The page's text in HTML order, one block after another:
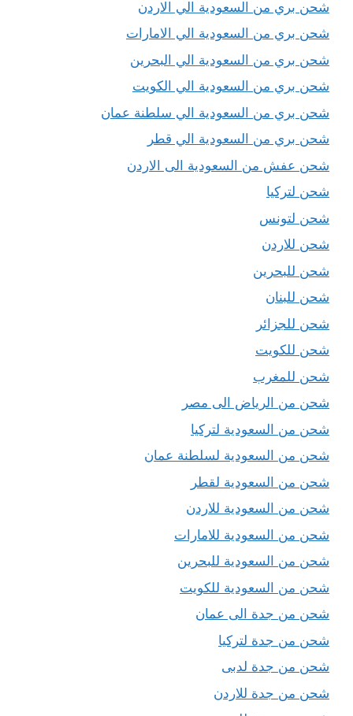
شحن بري من السعودية الي الاردن
شحن بري من السعودية الي الامارات
شحن بري من السعودية الي البحرين
شحن بري من السعودية الي الكويت
شحن بري من السعودية الي سلطنة عمان
شحن بري من السعودية الي قطر
شحن عفش من السعودية الى الاردن
شحن لتركيا
شحن لتونس
شحن للاردن
شحن للبحرين
شحن للبنان
شحن للجزائر
شحن للكويت
شحن للمغرب
شحن من الرياض الى مصر
شحن من السعودية لتركيا
شحن من السعودية لسلطنة عمان
شحن من السعودية لقطر
شحن من السعودية للاردن
شحن من السعودية للامارات
شحن من السعودية للبحرين
شحن من السعودية للكويت
شحن من جدة الى عمان
شحن من جدة لتركيا
شحن من جدة لدبى
شحن من جدة للاردن